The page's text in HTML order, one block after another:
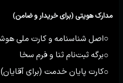
مدارک هویتی (برای خریدار و ضامن)
○اصل شناسنامه و کارت ملی
○برگه ثبت‌نام ثنا و فرم سخا
○کارت پایان خدمت (برای آقایان)